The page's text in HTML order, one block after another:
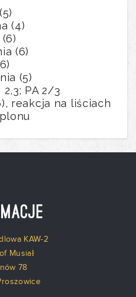
(4)
(6)
(5)
2,3; PA 2/3
reakcja na liściach
KAW-2
Musiał
78